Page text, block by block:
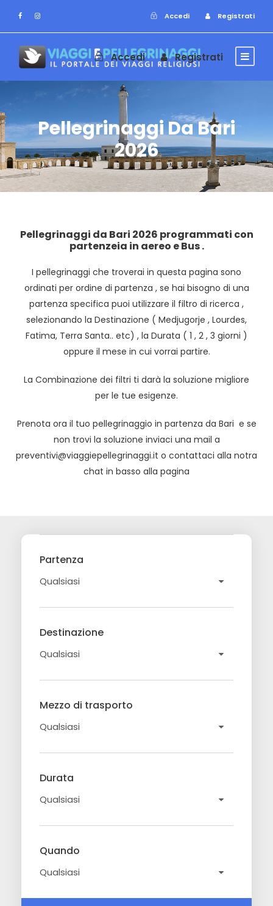
Accedi Registrati
Accedi Registrati
Pellegrinaggi Da Bari
2026
Pellegrinaggi da Bari 2026 programmati con
partenzeia in aereo e Bus .
I pellegrinaggi che troverai in questa pagina sono
ordinati per ordine di partenza , se hai bisogno di una
partenza specifica puoi utilizzare il filtro di ricerca ,
selezionando la Destinazione ( Medjugorje , Lourdes,
Fatima, Terra Santa.. etc) , la Durata ( 1 , 2 , 3 giorni )
oppure il mese in cui vorrai partire.
La Combinazione dei filtri ti darà la soluzione migliore
per le tue esigenze.
Prenota ora il tuo pellegrinaggio in partenza da Bari e se
non trovi la soluzione inviaci una mail a
preventivi@viaggiepellegrinaggi.it o contattaci alla notra
chat in basso alla pagina
Partenza
Destinazione
Mezzo di trasporto
Durata
Quando